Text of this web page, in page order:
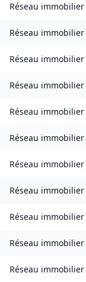
Réseau immobilier
Réseau immobilier
Réseau immobilier
Réseau immobilier
Réseau immobilier
Réseau immobilier
Réseau immobilier
Réseau immobilier
Réseau immobilier
Réseau immobilier
Réseau immobilier